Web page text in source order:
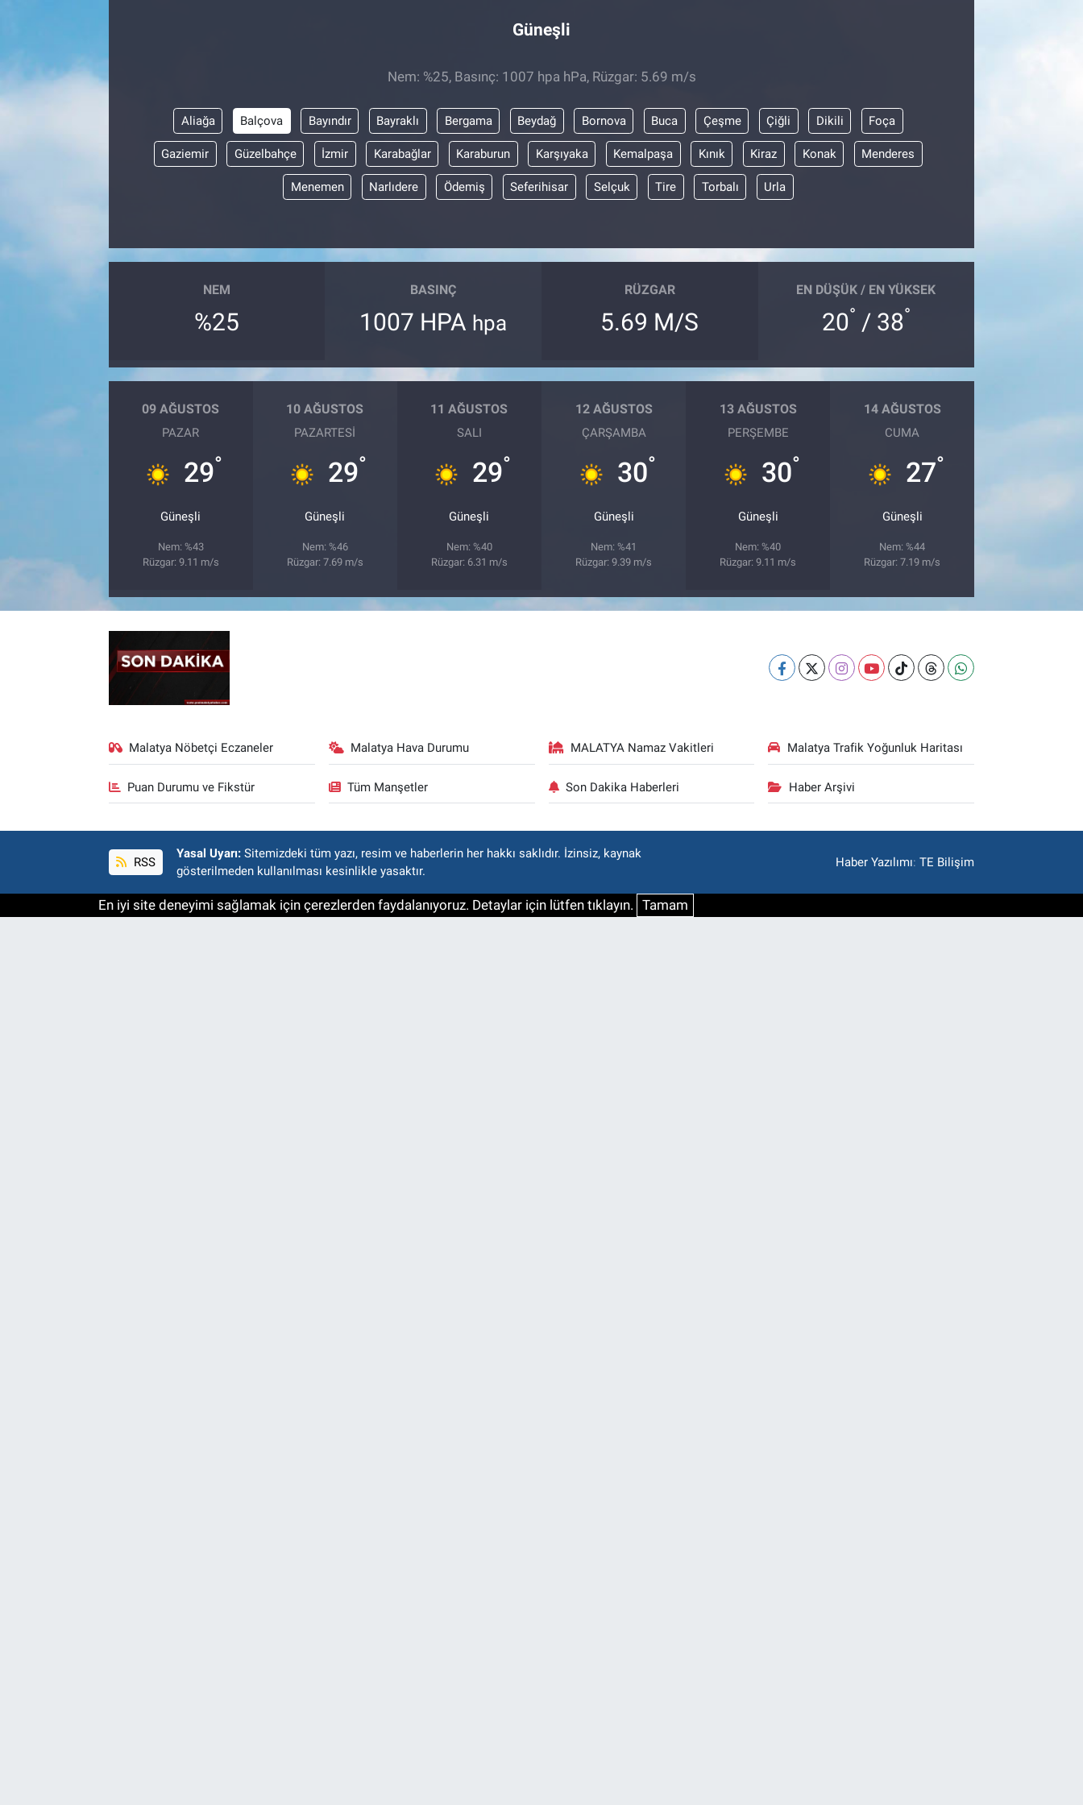
Güneşli
Nem: %25, Basınç: 1007 hpa hPa, Rüzgar: 5.69 m/s
Aliağa Balçova Bayındır Bayraklı Bergama Beydağ Bornova Buca Çeşme Çiğli Dikili Foça
Gaziemir Güzelbahçe İzmir Karabağlar Karaburun Karşıyaka Kemalpaşa Kınık Kiraz Konak Menderes
Menemen Narlıdere Ödemiş Seferihisar Selçuk Tire Torbalı Urla
NEM
%25
BASINÇ
1007 HPA hpa
RÜZGAR
5.69 M/S
EN DÜŞÜK / EN YÜKSEK
20° / 38°
09 AĞUSTOS
PAZAR
29°
Güneşli
Nem: %43
Rüzgar: 9.11 m/s
10 AĞUSTOS
PAZARTESI
29°
Güneşli
Nem: %46
Rüzgar: 7.69 m/s
11 AĞUSTOS
SALI
29°
Güneşli
Nem: %40
Rüzgar: 6.31 m/s
12 AĞUSTOS
ÇARŞAMBA
30°
Güneşli
Nem: %41
Rüzgar: 9.39 m/s
13 AĞUSTOS
PERŞEMBE
30°
Güneşli
Nem: %40
Rüzgar: 9.11 m/s
14 AĞUSTOS
CUMA
27°
Güneşli
Nem: %44
Rüzgar: 7.19 m/s
Malatya Nöbetçi Eczaneler Malatya Hava Durumu MALATYA Namaz Vakitleri Malatya Trafik Yoğunluk Haritası
Puan Durumu ve Fikstür Tüm Manşetler Son Dakika Haberleri Haber Arşivi
RSS
Yasal Uyarı: Sitemizdeki tüm yazı, resim ve haberlerin her hakkı saklıdır. İzinsiz, kaynak
gösterilmeden kullanılması kesinlikle yasaktır.
Haber Yazılımı:TE Bilişim
En iyi site deneyimi sağlamak için çerezlerden faydalanıyoruz. Detaylar için lütfen tıklayın. Tamam